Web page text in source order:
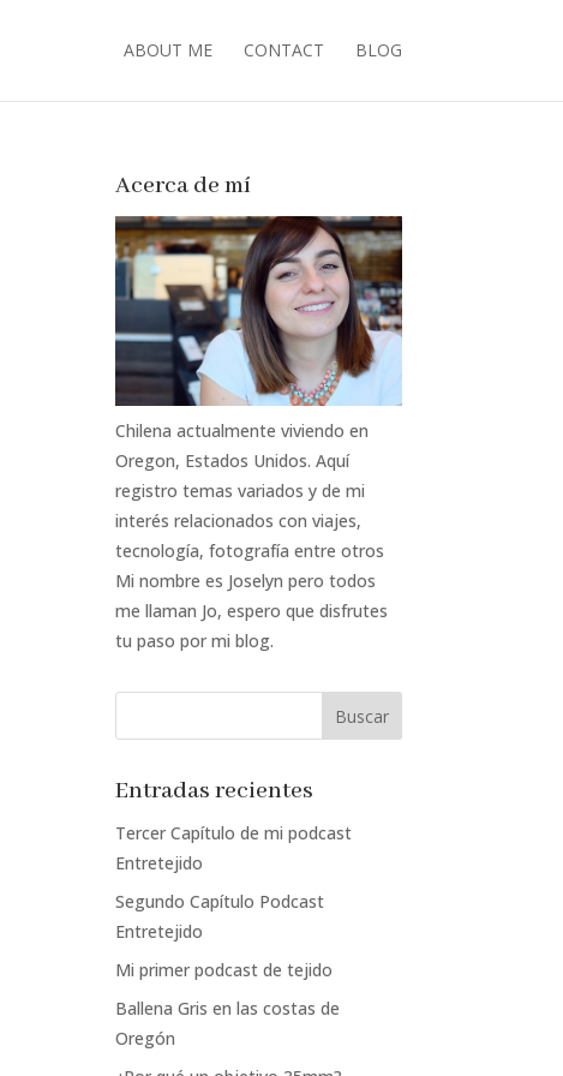
ABOUT ME CONTACT BLOG
Acerca de mí
Chilena actualmente viviendo en
Oregon, Estados Unidos. Aquí
registro temas variados y de mi
interés relacionados con viajes,
tecnología, fotografía entre otros
Mi nombre es Joselyn pero todos
me llaman Jo, espero que disfrutes
tu paso por mi blog.
Entradas recientes
Tercer Capítulo de mi podcast
Entretejido
Segundo Capítulo Podcast
Entretejido
Mi primer podcast de tejido
Ballena Gris en las costas de
Oregón